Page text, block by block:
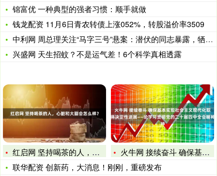
锦富优 一种典型的强者习惯：顺手就做
钱龙配资 11月6日青农转债上涨052%，转股溢价率3509
中利网 周总理关注“马字三号”悬案：潜伏的同志暴露，牺牲前喊
兴盛网 天生招蚊？不是运气差！6个科学真相透露
红启网 坚持喝茶的人，心脏和大脑会怎么样？
火牛网 接续奋斗 确保基本实现社会主义现代化取得决定性进展—
联华配资 创新药，大消息！刚刚，重磅发布